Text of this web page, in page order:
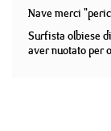
Nave merci
Surfista olbiese
aver nuotato per